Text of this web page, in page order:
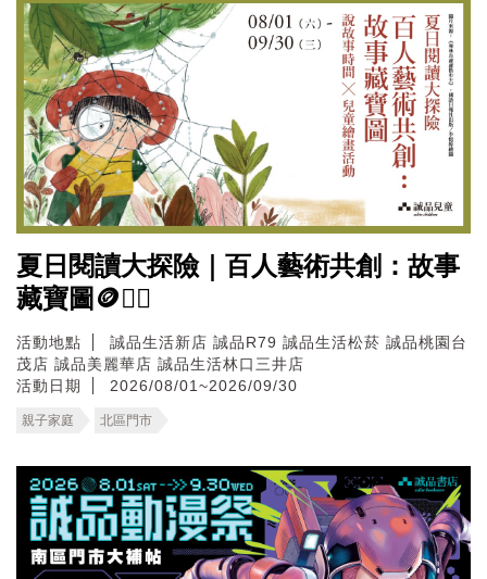
夏日閱讀大探險｜百人藝術共創：故事
藏寶圖🪙🏴‍☠️
活動地點 誠品生活新店 誠品R79 誠品生活松菸 誠品桃園台
茂店 誠品美麗華店 誠品生活林口三井店
活動日期
2026/08/01~2026/09/30
親子家庭 北區門市